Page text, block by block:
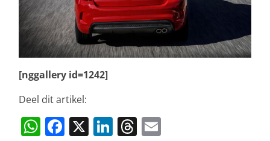
[nggallery id=1242]
Deel dit artikel:
W F X Li T